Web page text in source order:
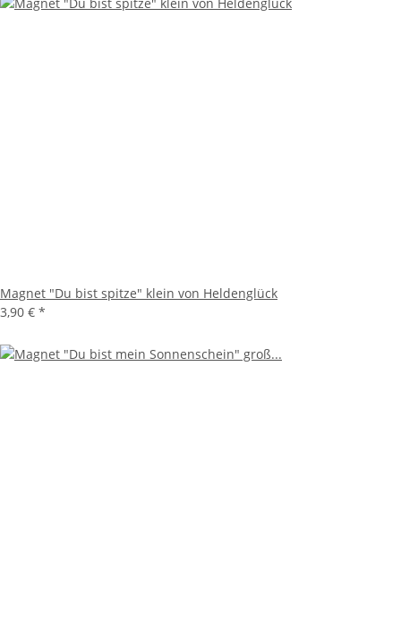
Magnet "Du bist spitze" klein von Heldenglück
3,90 € *